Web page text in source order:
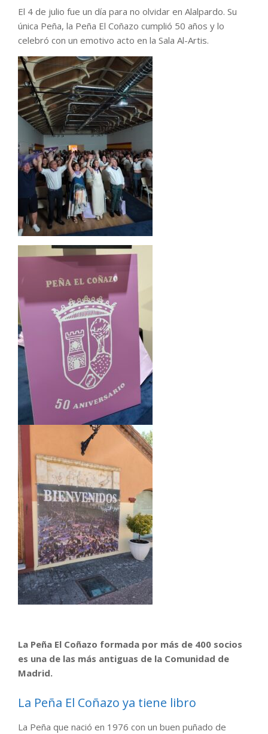
El 4 de julio fue un día para no olvidar en Alalpardo. Su
única Peña, la Peña El Coñazo cumplió 50 años y lo
celebró con un emotivo acto en la Sala Al-Artis.
La Peña El Coñazo formada por más de 400 socios
es una de las más antiguas de la Comunidad de
Madrid.
La Peña El Coñazo ya tiene libro
La Peña que nació en 1976 con un buen puñado de